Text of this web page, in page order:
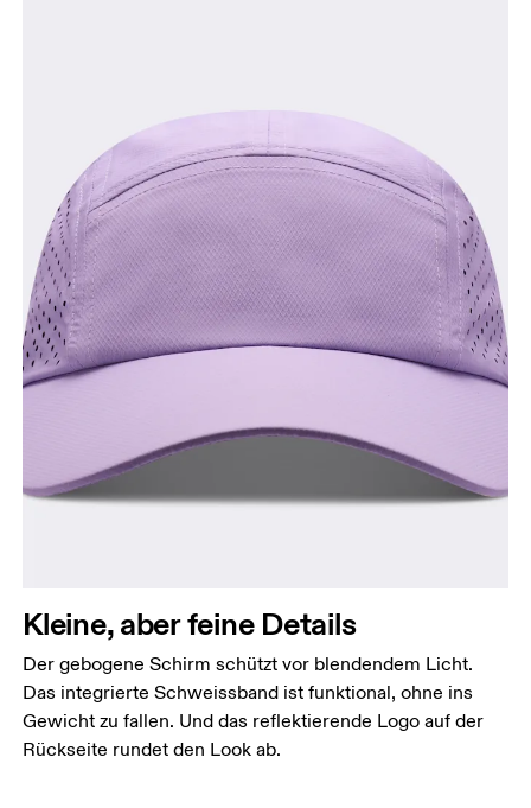
Kleine, aber feine Details
Der gebogene Schirm schützt vor blendendem Licht.
Das integrierte Schweissband ist funktional, ohne ins
Gewicht zu fallen. Und das reflektierende Logo auf der
Rückseite rundet den Look ab.